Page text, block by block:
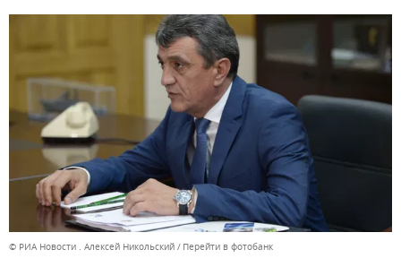
© РИА Новости . Алексей Никольский Перейти в фотобанк